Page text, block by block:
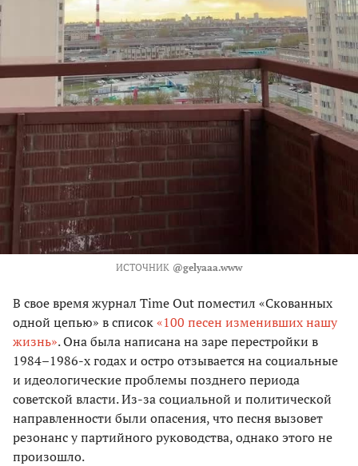
ИСТОЧНИК @gelyaaa.www
В свое время журнал Time Out поместил «Скованных
одной цепью» в список«100 песен изменивших нашу
жизнь». Она была написана на заре перестройки в
1984–1986-х годах и остро отзывается на социальные
и идеологические проблемы позднего периода
советской власти. Из-за социальной и политической
направленности были опасения, что песня вызовет
резонанс у партийного руководства, однако этого не
произошло.